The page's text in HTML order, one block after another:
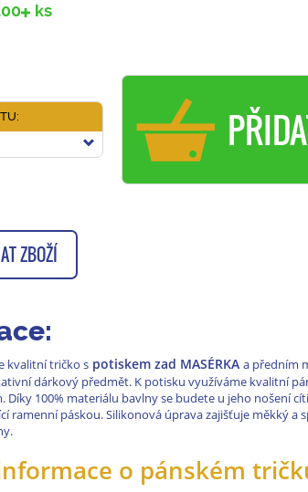
ks
ZBOŽÍ
kvalitní tričko spotiskem zad MASÉRKA a předním
dárkový předmět. K potisku využíváme kvalitní
Díky 100% materiálu bavlny se budete u jeho nošení
ramenní páskou. Silikonová úprava zajišťuje měkký a
o pánském